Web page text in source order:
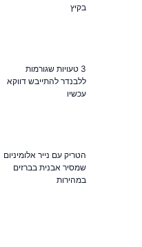
בקיץ
3 טעויות שגורמות
ללבנדר להתייבש דווקא
עכשיו
הטריק עם נייר אלומיניום
שמסיר אבנית בברזים
במהירות